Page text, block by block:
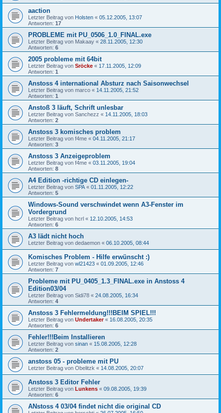
aaction
Letzter Beitrag von Holsten « 05.12.2005, 13:07
Antworten: 17
PROBLEME mit PU_0506_1.0_FINAL.exe
Letzter Beitrag von Makaay « 28.11.2005, 12:30
Antworten: 6
2005 probleme mit 64bit
Letzter Beitrag von Sröcke « 17.11.2005, 12:09
Antworten: 1
Anstoss 4 international Absturz nach Saisonwechsel
Letzter Beitrag von marco « 14.11.2005, 21:52
Antworten: 1
Anstoß 3 läuft, Schrift unlesbar
Letzter Beitrag von Sanchezz « 14.11.2005, 18:03
Antworten: 2
Anstoss 3 komisches problem
Letzter Beitrag von f4me « 04.11.2005, 21:17
Antworten: 3
Anstoss 3 Anzeigeproblem
Letzter Beitrag von f4me « 03.11.2005, 19:04
Antworten: 8
A4 Edition -richtige CD einlegen-
Letzter Beitrag von SPA « 01.11.2005, 12:22
Antworten: 5
Windows-Sound verschwindet wenn A3-Fenster im
Vordergrund
Letzter Beitrag von hcrl « 12.10.2005, 14:53
Antworten: 6
A3 lädt nicht hoch
Letzter Beitrag von dedaemon « 06.10.2005, 08:44
Komisches Problem - Hilfe erwünscht :)
Letzter Beitrag von wl21423 « 01.09.2005, 12:46
Antworten: 7
Probleme mit PU_0405_1.3_FINAL.exe in Anstoss 4
Edition03/04
Letzter Beitrag von Sidi78 « 24.08.2005, 16:34
Antworten: 4
Anstoss 3 Fehlermeldung!!!BEIM SPIEL!!!
Letzter Beitrag von Undertaker« 16.08.2005, 20:35
Antworten: 6
Fehler!!!Beim Installieren
Letzter Beitrag von sinan « 15.08.2005, 12:28
Antworten: 2
anstoss 05 - probleme mit PU
Letzter Beitrag von Obelitzk « 14.08.2005, 20:07
Anstoss 3 Editor Fehler
Letzter Beitrag von Lunkens « 09.08.2005, 19:39
Antworten: 6
ANstoss 4 03/04 findet nicht die original CD